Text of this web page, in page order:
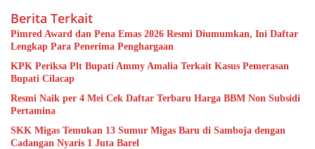
Berita Terkait
Pimred Award dan Pena Emas 2026 Resmi Diumumkan, Ini Daftar
Lengkap Para Penerima Penghargaan
KPK Periksa Plt Bupati Ammy Amalia Terkait Kasus Pemerasan
Bupati Cilacap
Resmi Naik per 4 Mei Cek Daftar Terbaru Harga BBM Non Subsidi
Pertamina
SKK Migas Temukan 13 Sumur Migas Baru di Samboja dengan
Cadangan Nyaris 1 Juta Barel